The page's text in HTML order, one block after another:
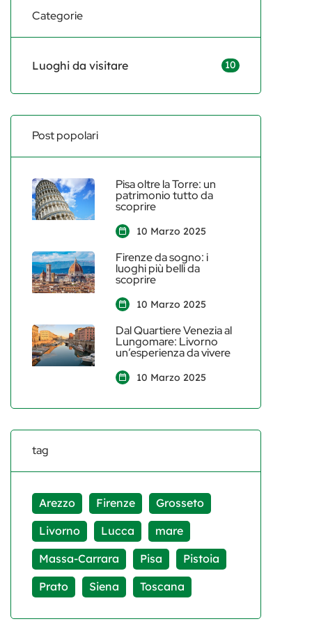
Categorie
Luoghi da visitare 10
Post popolari
Pisa oltre la Torre: un
patrimonio tutto da
scoprire
10 Marzo 2025
Firenze da sogno: i
luoghi più belli da
scoprire
10 Marzo 2025
Dal Quartiere Venezia al
Lungomare: Livorno
un’esperienza da vivere
10 Marzo 2025
tag
Arezzo Firenze
Grosseto
Livorno
Lucca
mare
Massa-Carrara
Pisa
Pistoia
Prato
Siena Toscana